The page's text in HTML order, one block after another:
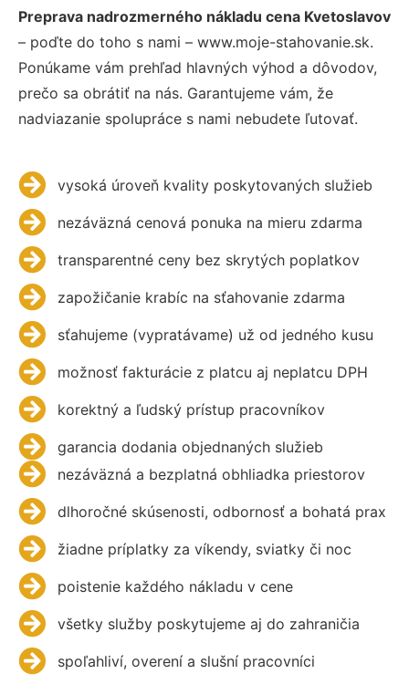
Preprava nadrozmerného nákladu cena Kvetoslavov
– poďte do toho s nami – www.moje-stahovanie.sk.
Ponúkame vám prehľad hlavných výhod a dôvodov,
prečo sa obrátiť na nás. Garantujeme vám, že
nadviazanie spolupráce s nami nebudete ľutovať.
vysoká úroveň kvality poskytovaných služieb
nezáväzná cenová ponuka na mieru zdarma
transparentné ceny bez skrytých poplatkov
zapožičanie krabíc na sťahovanie zdarma
sťahujeme (vypratávame) už od jedného kusu
možnosť fakturácie z platcu aj neplatcu DPH
korektný a ľudský prístup pracovníkov
garancia dodania objednaných služieb
nezáväzná a bezplatná obhliadka priestorov
dlhoročné skúsenosti, odbornosť a bohatá prax
žiadne príplatky za víkendy, sviatky či noc
poistenie každého nákladu v cene
všetky služby poskytujeme aj do zahraničia
spoľahliví, overení a slušní pracovníci